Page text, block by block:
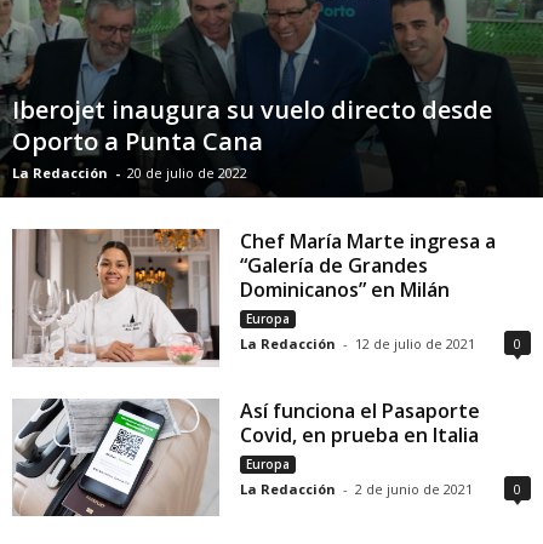
Iberojet inaugura su vuelo directo desde
Oporto a Punta Cana
La Redacción - 20 de julio de 2022
Chef María Marte ingresa a
“Galería de Grandes
Dominicanos” en Milán
Europa
La Redacción - 12 de julio de 2021 0
Así funciona el Pasaporte
Covid, en prueba en Italia
Europa
La Redacción - 2 de junio de 2021 0